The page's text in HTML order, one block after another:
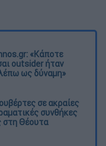
«Κάποτε
outsider ήταν
ως δύναμη»
σε ακραίες
συνθήκες
στη Θέουτα